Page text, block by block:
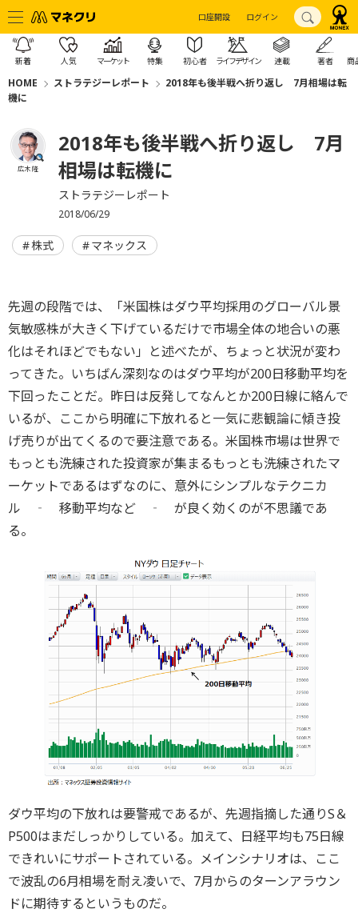
口座開設 ログイン
新着 人気 マーケット 特集 初心者 ライフデザイン 連載 著者 商
HOME ストラテジーレポート
2018年も後半戦へ折り返し 7月相場は転
機に
広木 隆
2018年も後半戦へ折り返し 7月
相場は転機に
ストラテジーレポート
2018/06/29
株式 マネックス
先週の段階では、「米国株はダウ平均採用のグローバル景
気敏感株が大きく下げているだけで市場全体の地合いの悪
化はそれほどでもない」と述べたが、ちょっと状況が変わ
ってきた。いちばん深刻なのはダウ平均が200日移動平均を
下回ったことだ。昨日は反発してなんとか200日線に絡んで
いるが、ここから明確に下放れると一気に悲観論に傾き投
げ売りが出てくるので要注意である。米国株市場は世界で
もっとも洗練された投資家が集まるもっとも洗練されたマ
ーケットであるはずなのに、意外にシンプルなテクニカ
ル ‐ 移動平均など ‐ が良く効くのが不思議であ
る。
ダウ平均の下放れは要警戒であるが、先週指摘した通りS＆
P500はまだしっかりしている。加えて、日経平均も75日線
できれいにサポートされている。メインシナリオは、ここ
で波乱の6月相場を耐え凌いで、7月からのターンアラウン
ドに期待するというものだ。